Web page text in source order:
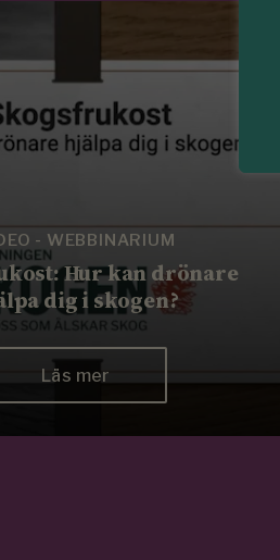
- WEBBINARIUM
Hur kan drönare
dig i skogen?
Läs mer